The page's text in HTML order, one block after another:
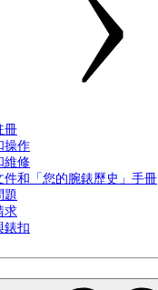
冊
操作
維修
件和「您的腕錶歷史」手冊
題
求
錶扣